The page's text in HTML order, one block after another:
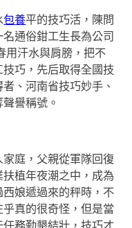
包養平的技巧活，陳問
通俗鉗工生長為公司
用汗水與肩膀，把不
巧，先后取得全國技
、河南省技巧妙手、
譽稱號。
庭，父親從軍隊回復
植年夜潮之中，成為
娘遞過來的秤時，不
真的很奇怪，但是當
務勤懇結壯，技巧才